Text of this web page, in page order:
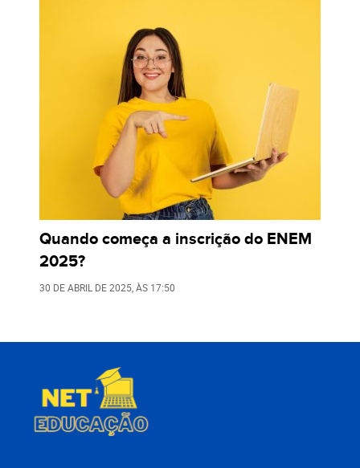
Quando começa a inscrição do ENEM
2025?
30 DE ABRIL DE 2025, ÀS 17:50